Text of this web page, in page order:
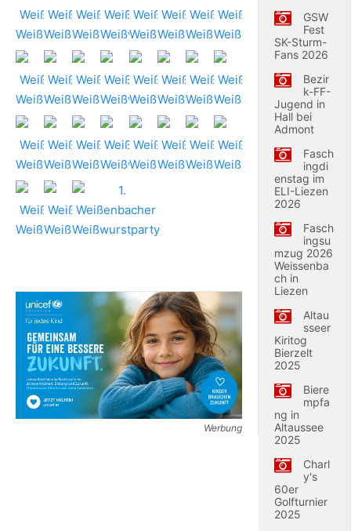
Werbung
GSW
Fest
SK-Sturm-
Fans 2026
Bezir
k-FF-
Jugend in
Hall bei
Admont
Fasch
ingdi
enstag im
ELI-Liezen
2026
Fasch
ingsu
mzug 2026
Weissenba
ch in
Liezen
Altau
sseer
Kiritog
Bierzelt
2025
Biere
mpfa
ng in
Altaussee
2025
Charl
y's
60er
Golfturnier
2025